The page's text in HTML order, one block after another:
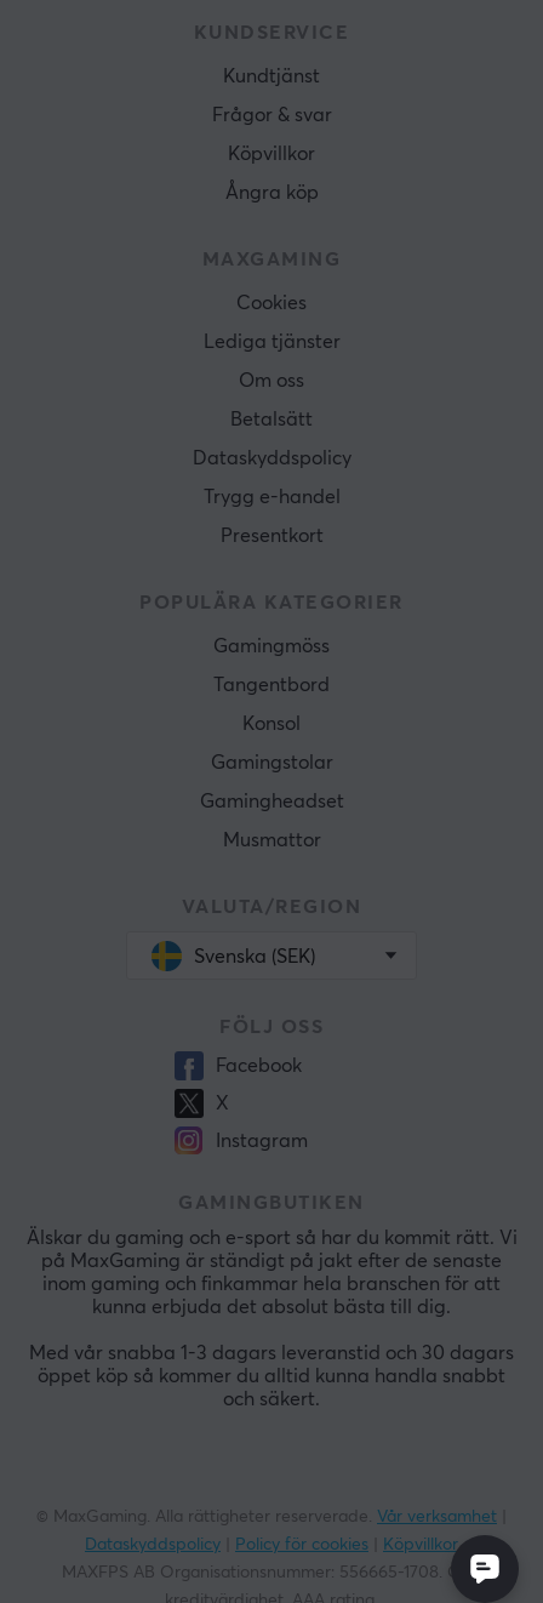
KUNDSERVICE
Kundtjänst
Frågor & svar
Köpvillkor
Ångra köp
MAXGAMING
Cookies
Lediga tjänster
Om oss
Betalsätt
Dataskyddspolicy
Trygg e-handel
Presentkort
POPULÄRA KATEGORIER
Gamingmöss
Tangentbord
Konsol
Gamingstolar
Gamingheadset
Musmattor
VALUTA/REGION
Svenska (SEK)
FÖLJ OSS
Facebook
X
Instagram
GAMINGBUTIKEN
Älskar du gaming och e-sport så har du kommit rätt. Vi
på MaxGaming är ständigt på jakt efter de senaste
inom gaming och finkammar hela branschen för att
kunna erbjuda det absolut bästa till dig.
Med vår snabba 1-3 dagars leveranstid och 30 dagars
öppet köp så kommer du alltid kunna handla snabbt
och säkert.
© MaxGaming. Alla rättigheter reserverade. Vår verksamhet
Dataskyddspolicy
Policy för cookies
Köpvillkor
MAXFPS AB Organisationsnummer: 556665-1708. God